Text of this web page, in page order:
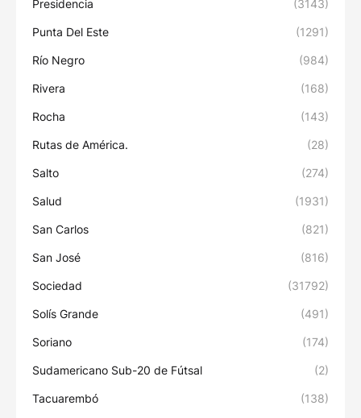
Presidencia (3143)
Punta Del Este (1291)
Río Negro (984)
Rivera (168)
Rocha (143)
Rutas de América. (28)
Salto (274)
Salud (1931)
San Carlos (821)
San José (816)
Sociedad (31792)
Solís Grande (491)
Soriano (174)
Sudamericano Sub-20 de Fútsal (2)
Tacuarembó (138)